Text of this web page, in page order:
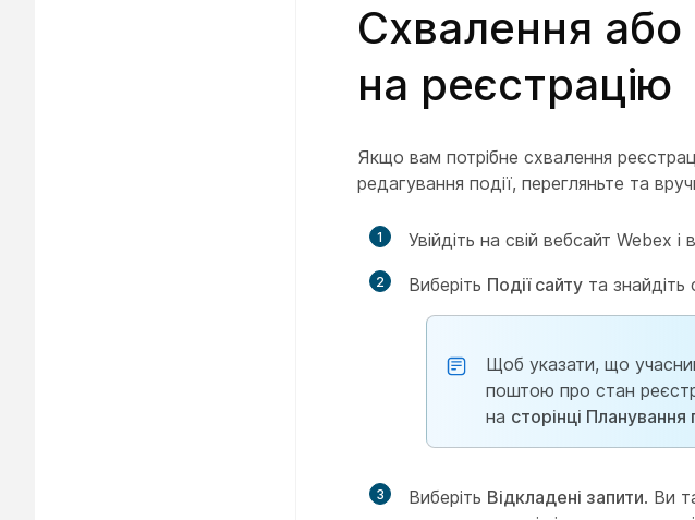
Схвалення або
на реєстрацію
Якщо вам потрібне схвалення
редагування події, перегляньте та
1 Увійдіть на свій вебсайт Webex і
2 Виберіть Події сайту та
Щоб указати, що
поштою про стан
на сторінці Планування
3 Виберіть Відкладені запити. Ви